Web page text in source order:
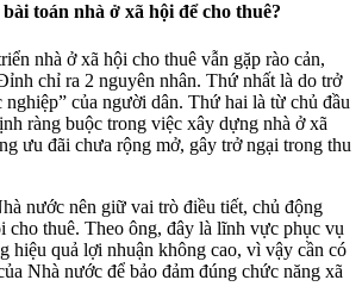
toán nhà ở xã hội để cho thuê?
nhà ở xã hội cho thuê vẫn gặp rào cản,
chỉ ra 2 nguyên nhân. Thứ nhất là do trở
nghiệp” của người dân. Thứ hai là từ chủ đầu
ràng buộc trong việc xây dựng nhà ở xã
ưu đãi chưa rộng mở, gây trở ngại trong thu
nước nên giữ vai trò điều tiết, chủ động
cho thuê. Theo ông, đây là lĩnh vực phục vụ
hiệu quả lợi nhuận không cao, vì vậy cần có
Nhà nước để bảo đảm đúng chức năng xã